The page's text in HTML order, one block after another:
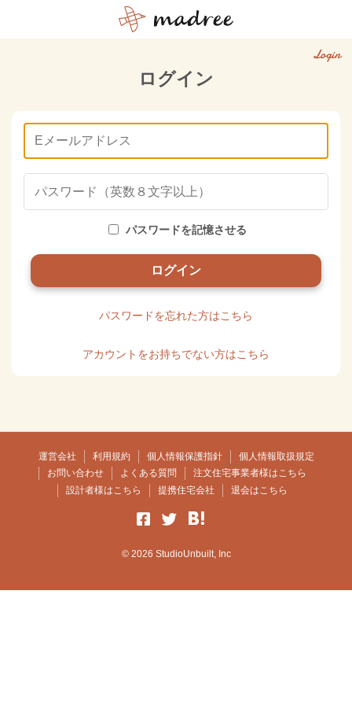
Login
ログイン
パスワードを記憶させる
パスワードを忘れた方はこちら
アカウントをお持ちでない方はこちら
運営会社 利用規約 個人情報保護指針
個人情報取扱規定
お問い合わせ
よくある質問
注文住宅事業者様はこちら
設計者様はこちら
提携住宅会社 退会はこちら
© 2026 StudioUnbuilt, Inc